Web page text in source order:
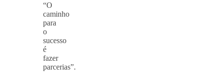
“O
caminho
para
o
sucesso
é
fazer
parcerias”.